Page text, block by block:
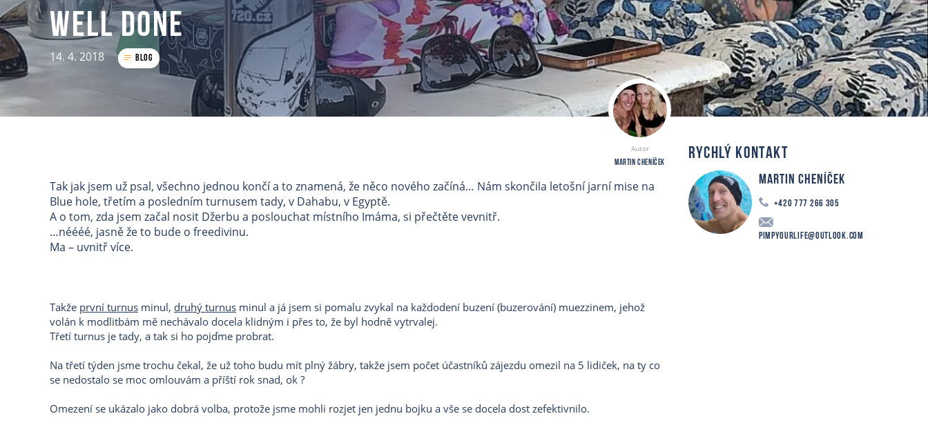
well done
14. 4. 2018 Blog
Autor
Martin Cheníček
Tak jak jsem už psal, všechno jednou končí a to znamená, že něco nového začíná… Nám skončila letošní jarní mise na
Blue hole, třetím a posledním turnusem tady, v Dahabu, v Egyptě.
A o tom, zda jsem začal nosit Džerbu a poslouchat místního Imáma, si přečtěte vevnitř.
…néééé, jasně že to bude o freedivinu.
Ma – uvnitř více.
Takže první turnus minul, druhý turnus minul a já jsem si pomalu zvykal na každodení buzení (buzerování) muezzinem, jehož
volán k modlitbám mě nechávalo docela klidným i přes to, že byl hodně vytrvalej.
Třetí turnus je tady, a tak si ho pojďme probrat.
Na třetí týden jsme trochu čekal, že už toho budu mít plný žábry, takže jsem počet účastníků zájezdu omezil na 5 lidiček, na ty co
se nedostalo se moc omlouvám a příští rok snad, ok ?
Omezení se ukázalo jako dobrá volba, protože jsme mohli rozjet jen jednu bojku a vše se docela dost zefektivnilo.
RYCHLÝ KONTAKT
Martin Cheníček
+420 777 266 305
PimpYourLife@outlook.com